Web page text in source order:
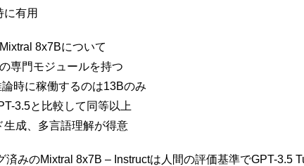
に有用
8x7Bについて
専門モジュールを持つ
時に稼働するのは13Bのみ
3.5と比較して同等以上
生成、多言語理解が得意
済みのMixtral 8x7B – Instructは人間の評価基準でGPT-3.5